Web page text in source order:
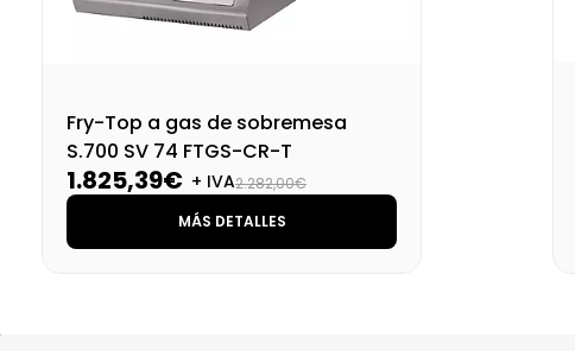
Fry-Top a gas de sobremesa
S.700 SV 74 FTGS-CR-T
1.825,39€ + IVA2.282,00€
MÁS DETALLES